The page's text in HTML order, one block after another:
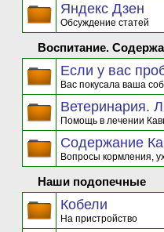
Яндекс Дзен
Обсуждение статей
Воспитание.
Если у вас
Вас покусала ваша
Ветеринария.
Помощь в лечении
Содержание
Вопросы кормления,
Наши подопечные
Кобели
На пристройство